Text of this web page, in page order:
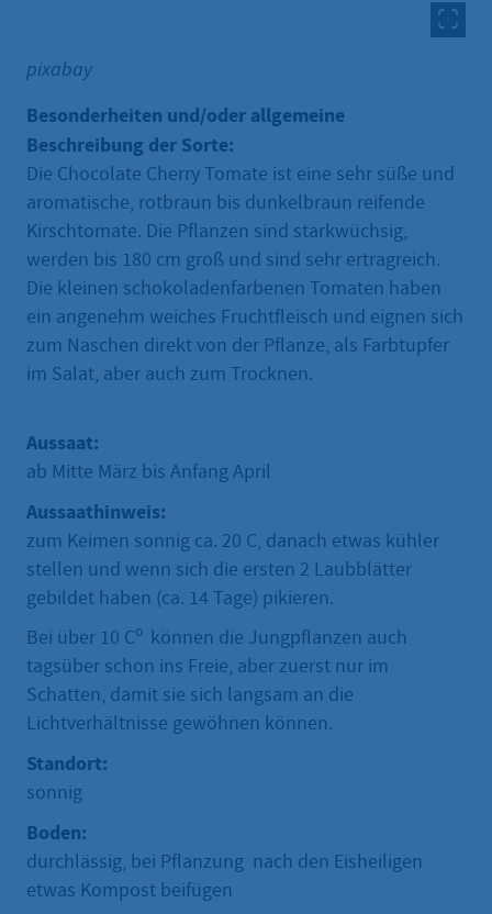
pixabay
Besonderheiten und/oder allgemeine
Beschreibung der Sorte:
Die Chocolate Cherry Tomate ist eine sehr süße und
aromatische, rotbraun bis dunkelbraun reifende
Kirschtomate. Die Pflanzen sind starkwüchsig,
werden bis 180 cm groß und sind sehr ertragreich.
Die kleinen schokoladenfarbenen Tomaten haben
ein angenehm weiches Fruchtfleisch und eignen sich
zum Naschen direkt von der Pflanze, als Farbtupfer
im Salat, aber auch zum Trocknen.
Aussaat:
ab Mitte März bis Anfang April
Aussaathinweis:
zum Keimen sonnig ca. 20 C, danach etwas kühler
stellen und wenn sich die ersten 2 Laubblätter
gebildet haben (ca. 14 Tage) pikieren.
Bei über 10 Co können die Jungpflanzen auch
tagsüber schon ins Freie, aber zuerst nur im
Schatten, damit sie sich langsam an die
Lichtverhältnisse gewöhnen können.
Standort:
sonnig
Boden:
durchlässig, bei Pflanzung nach den Eisheiligen
etwas Kompost beifügen